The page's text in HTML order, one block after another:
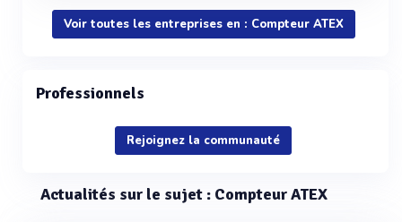
Voir toutes les entreprises en : Compteur ATEX
Professionnels
Rejoignez la communauté
Actualités sur le sujet : Compteur ATEX